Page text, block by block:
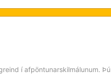
í afpöntunarskilmálunum.